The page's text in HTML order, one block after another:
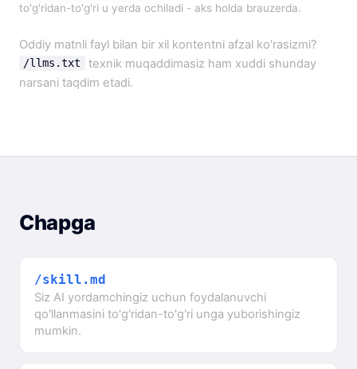
to'g'ridan-to'g'ri u yerda ochiladi - aks holda brauzerda.
Oddiy matnli fayl bilan bir xil kontentni afzal ko'rasizmi?
/llms.txt
texnik muqaddimasiz ham xuddi shunday
narsani taqdim etadi.
Chapga
/skill.md
Siz AI yordamchingiz uchun foydalanuvchi
qo'llanmasini to'g'ridan-to'g'ri unga yuborishingiz
mumkin.